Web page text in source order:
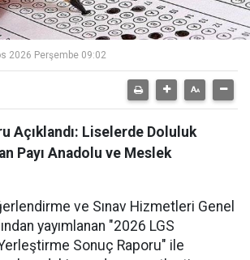
2026 Perşembe 09:02
Açıklandı: Liselerde Doluluk
Payı Anadolu ve Meslek
ve Sınav Hizmetleri Genel
yayımlanan "2026 LGS
Sonuç Raporu" ile